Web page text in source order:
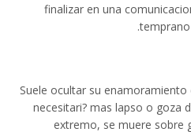
finalizar en una
Suele ocultar su
necesitari? mas lapso o goza
extremo, se muere sobre